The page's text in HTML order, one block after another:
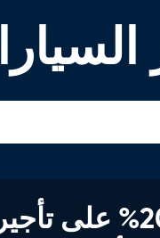
خصم يصل إلى 20% على تأجير